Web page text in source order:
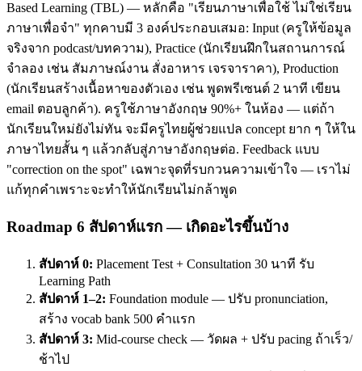
Based Learning (TBL) — หลักคือ "เรียนภาษาเพื่อใช้ ไม่ใช่เรียน
ภาษาเพื่อจำ" ทุกคาบมี 3 องค์ประกอบเสมอ: Input (ครูให้ข้อมูล
จริงจาก podcast/บทความ), Practice (นักเรียนฝึกในสถานการณ์
จำลอง เช่น สัมภาษณ์งาน สั่งอาหาร เจรจาราคา), Production
(นักเรียนสร้างเนื้อหาของตัวเอง เช่น พูดพรีเซนต์ 2 นาที เขียน
email ตอบลูกค้า). ครูใช้ภาษาอังกฤษ 90%+ ในห้อง — แต่ถ้า
นักเรียนใหม่ยังไม่ทัน จะมีครูไทยผู้ช่วยแปล concept ยาก ๆ ให้ใน
ภาษาไทยสั้น ๆ แล้วกลับสู่ภาษาอังกฤษต่อ. Feedback แบบ
"correction on the spot" เฉพาะจุดที่รบกวนความเข้าใจ — เราไม่
แก้ทุกคำเพราะจะทำให้นักเรียนไม่กล้าพูด
Roadmap 6 สัปดาห์แรก — เกิดอะไรขึ้นบ้าง
สัปดาห์ 0: Placement Test + Consultation 30 นาที รับ
Learning Path
สัปดาห์ 1–2: Foundation module — ปรับ pronunciation,
สร้าง vocab bank 500 คำแรก
สัปดาห์ 3: Mid-course check — วัดผล + ปรับ pacing ถ้าเร็ว/
ช้าไป